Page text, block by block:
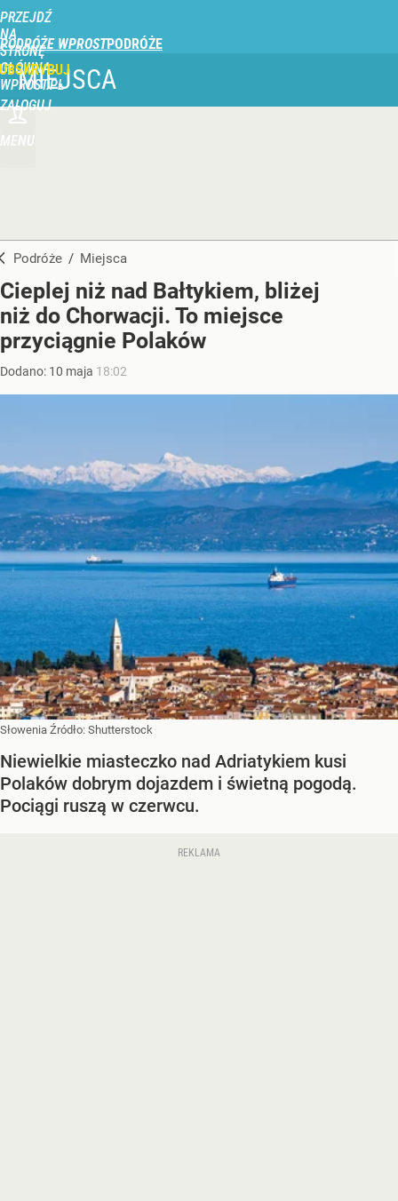
PRZEJDŹ
NA
STRONĘ
GŁÓWNĄ
WPROST.PL
PODRÓŻE WPROST
ZALOGUJ
MENU
MIEJSCA
Podróże / Miejsca
Cieplej niż nad Bałtykiem, bliżej
niż do Chorwacji. To miejsce
przyciągnie Polaków
Dodano: 10 maja 18:02
Słowenia Źródło: Shutterstock
Niewielkie miasteczko nad Adriatykiem kusi
Polaków dobrym dojazdem i świetną pogodą.
Pociągi ruszą w czerwcu.